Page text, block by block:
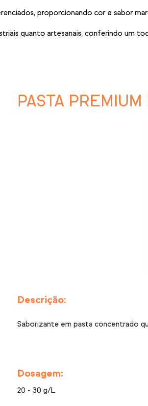
proporcionando cor e sabor
quanto artesanais, conferindo um
PASTA
Descrição:
Saborizante em pasta concentrado
Dosagem:
20 - 30 g/L